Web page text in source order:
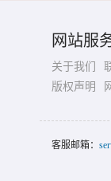
网站服
关于我们
版权声明
客服邮箱：